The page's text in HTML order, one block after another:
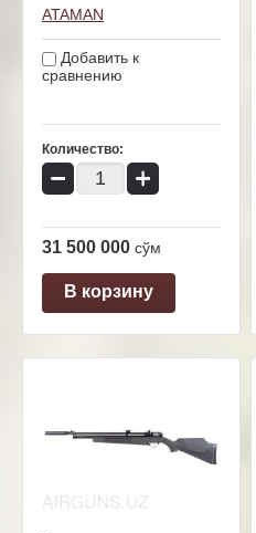
ATAMAN
Добавить к
сравнению
Количество:
− +
31 500 000 сўм
В корзину